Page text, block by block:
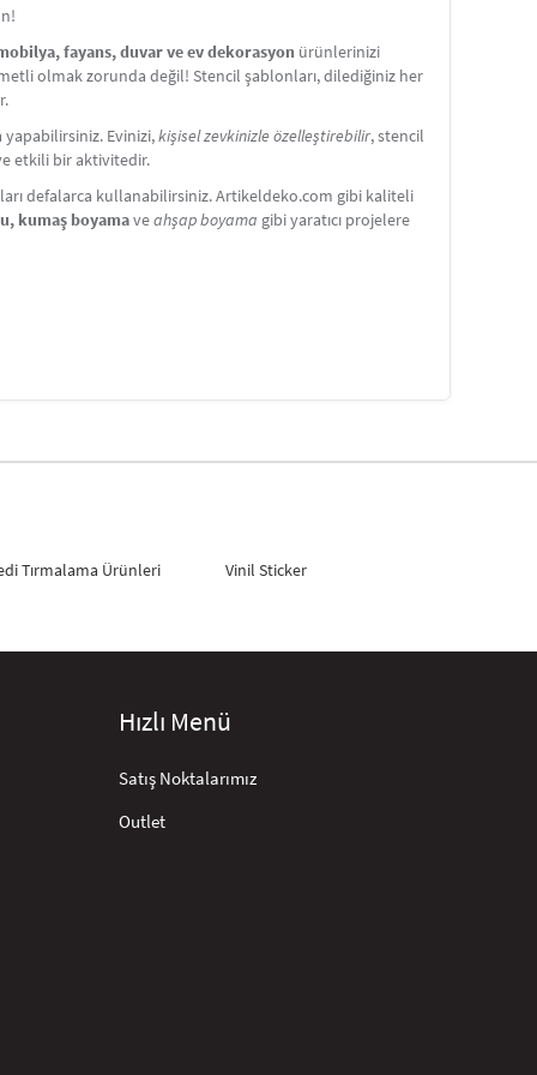
fayans, duvar ve ev dekorasyon ürünlerinizi
olmak zorunda değil! Stencil şablonları, dilediğiniz her
Evinizi,kişisel zevkinizle özelleştirebilir, stencil
etkili bir aktivitedir.
defalarca kullanabilirsiniz. Artikeldeko.com gibi kaliteli
kumaş boyamaveahşap boyama gibi yaratıcı projelere
Tırmalama Ürünleri Vinil Sticker
Hızlı Menü
Satış Noktalarımız
Outlet